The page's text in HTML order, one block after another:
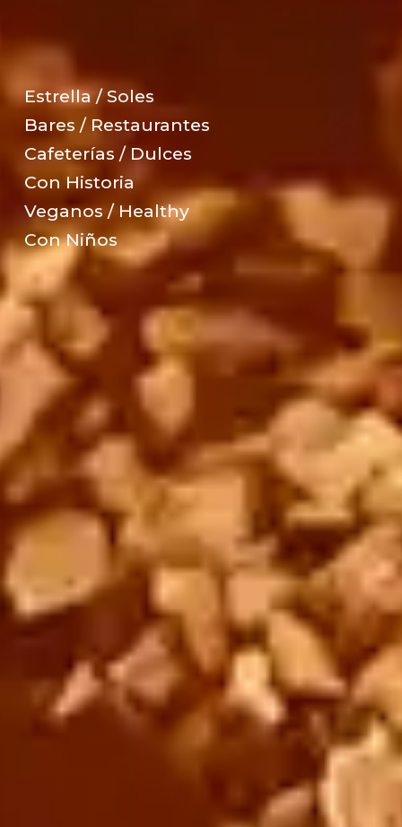
Estrella / Soles
Bares / Restaurantes
Cafeterías / Dulces
Con Historia
Veganos / Healthy
Con Niños